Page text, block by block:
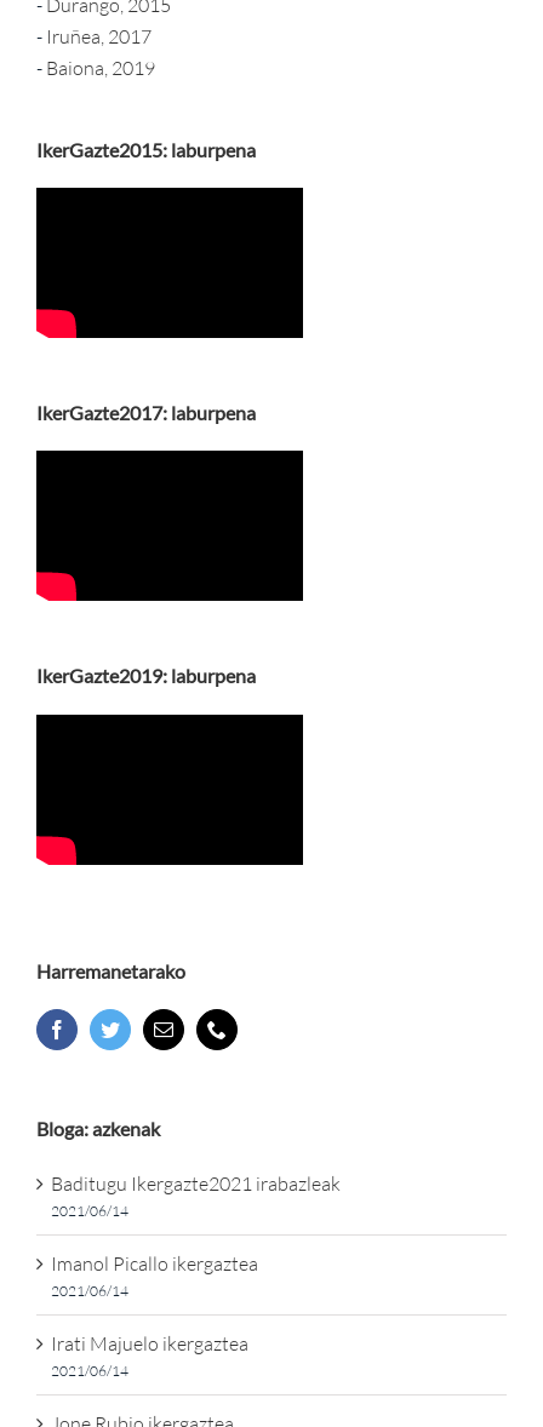
- Iruñea, 2017
- Baiona, 2019
IkerGazte2015: laburpena
IkerGazte2017: laburpena
IkerGazte2019: laburpena
Harremanetarako
Bloga: azkenak
Baditugu Ikergazte2021 irabazleak
2021/06/14
Imanol Picallo ikergaztea
2021/06/14
Irati Majuelo ikergaztea
2021/06/14